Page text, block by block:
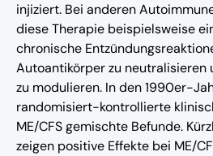
injiziert. Bei anderen
diese Therapie beispielsweise
chronische
Autoantikörper zu neutralisieren
zu modulieren. In den 1990er-
randomisiert-kontrollierte
ME/CFS gemischte Befunde.
zeigen positive Effekte bei ME/